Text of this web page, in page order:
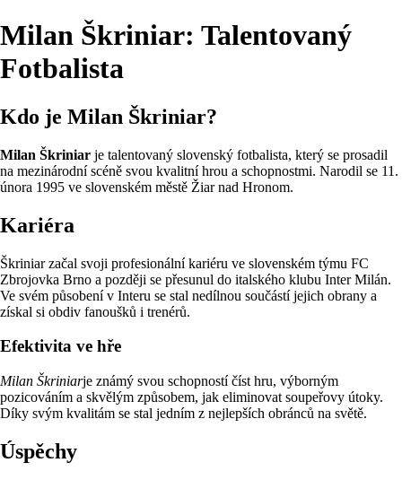
Milan Škriniar: Talentovaný
Fotbalista
Kdo je Milan Škriniar?
Milan Škriniar je talentovaný slovenský fotbalista, který se prosadil
na mezinárodní scéně svou kvalitní hrou a schopnostmi. Narodil se 11.
února 1995 ve slovenském městě Žiar nad Hronom.
Kariéra
Škriniar začal svoji profesionální kariéru ve slovenském týmu FC
Zbrojovka Brno a později se přesunul do italského klubu Inter Milán.
Ve svém působení v Interu se stal nedílnou součástí jejich obrany a
získal si obdiv fanoušků i trenérů.
Efektivita ve hře
Milan Škriniarje známý svou schopností číst hru, výborným
pozicováním a skvělým způsobem, jak eliminovat soupeřovy útoky.
Díky svým kvalitám se stal jedním z nejlepších obránců na světě.
Úspěchy